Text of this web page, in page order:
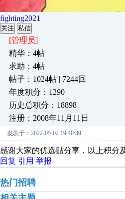
fighting2021
关注 私信
[管理员]
精华：4帖
求助：4帖
帖子：1024帖 | 7244回
年度积分：1290
历史总积分：18898
注册：2008年11月11日
发表于：2022-05-02 19:40:39
感谢大家的优选贴分享，以上积分
回复 引用 举报
热门招聘